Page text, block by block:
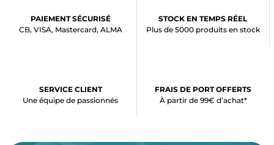
PAIEMENT SÉCURISÉ
CB, VISA, Mastercard, ALMA
STOCK EN TEMPS RÉEL
Plus de 5000 produits en stock
SERVICE CLIENT
Une équipe de passionnés
FRAIS DE PORT OFFERTS
À partir de 99€ d’achat*